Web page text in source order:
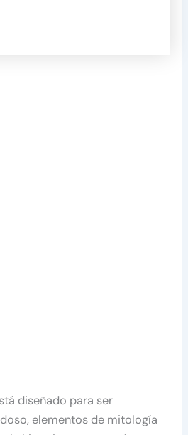
diseñado para ser
elementos de mitología